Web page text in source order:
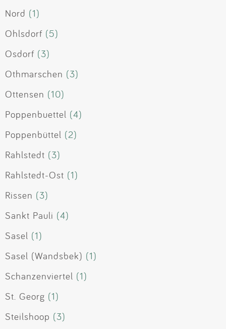
Nord (1)
Ohlsdorf (5)
Osdorf (3)
Othmarschen (3)
Ottensen (10)
Poppenbuettel (4)
Poppenbüttel (2)
Rahlstedt (3)
Rahlstedt-Ost (1)
Rissen (3)
Sankt Pauli (4)
Sasel (1)
Sasel (Wandsbek) (1)
Schanzenviertel (1)
St. Georg (1)
Steilshoop (3)